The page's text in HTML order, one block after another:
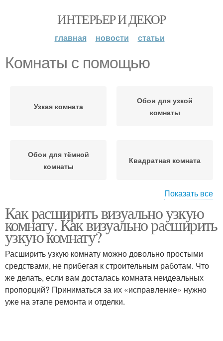
ИНТЕРЬЕР И ДЕКОР
главная новости статьи
Комнаты с помощью
Узкая комната
Обои для узкой
комнаты
Обои для тёмной
комнаты
Квадратная комната
Комната с помощью
Показать все
Как расширить визуально узкую
комнату. Как визуально расширить
узкую комнату?
Расширить узкую комнату можно довольно простыми
средствами, не прибегая к строительным работам. Что
же делать, если вам досталась комната неидеальных
пропорций? Приниматься за их «исправление» нужно
уже на этапе ремонта и отделки.